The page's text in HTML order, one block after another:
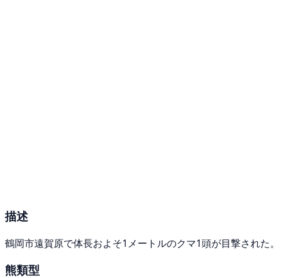
描述
鶴岡市遠賀原で体長およそ1メートルのクマ1頭が目撃された。
熊類型